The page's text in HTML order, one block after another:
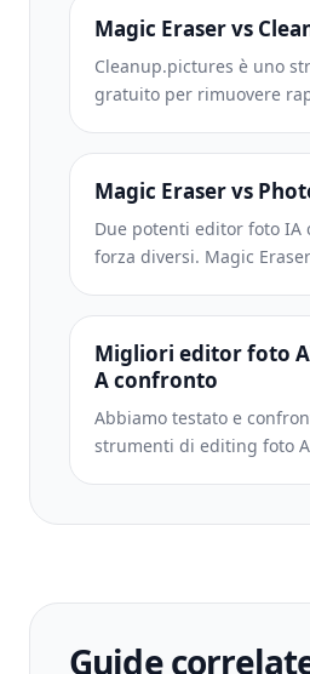
installazione. Confronta
prezzi e facilità d'uso.
Magic Eraser vs
Cleanup.pictures è uno
gratuito per rimuovere
editing IA, app mobili e
avanzata. Scopri il
Magic Eraser vs
Due potenti editor foto IA
forza diversi. Magic
Photoroom eccelle nella
prodotti e-commerce e
batch. Scopri quale si
di lavoro.
Migliori editor foto
A confronto
Abbiamo testato e
strumenti di editing foto
migliori per il tuo flusso
Guide